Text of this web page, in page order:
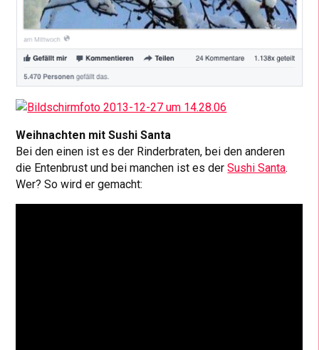
Weihnachten mit Sushi Santa
Bei den einen ist es der Rinderbraten, bei den anderen
die Entenbrust und bei manchen ist es derSushi Santa.
Wer? So wird er gemacht: